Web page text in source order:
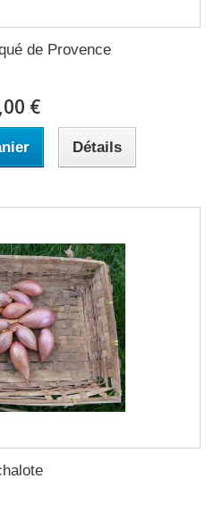
de Provence
€
Détails